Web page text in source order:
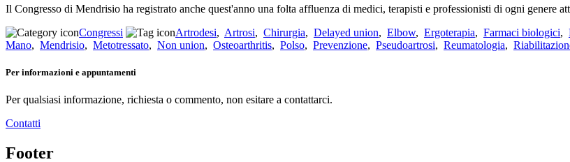
Il Congresso di Mendrisio ha registrato anche quest'anno una folta affluenza di medici, terapisti e professionisti di ogni genere
Congressi
Artrodesi, Artrosi, Chirurgia, Delayed union, Elbow, Ergoterapia, Farmaci biologici,
Mano, Mendrisio, Metotressato, Non union, Osteoarthritis, Polso, Prevenzione, Pseudoartrosi, Reumatologia,
Per informazioni e appuntamenti
Per qualsiasi informazione, richiesta o commento, non esitare a contattarci.
Contatti
Footer